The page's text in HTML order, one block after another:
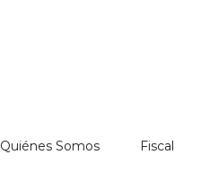
Quiénes Somos Fiscal